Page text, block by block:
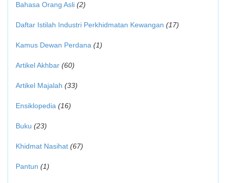
Bahasa Orang Asli (2)
Daftar Istilah Industri Perkhidmatan Kewangan (17)
Kamus Dewan Perdana (1)
Artikel Akhbar (60)
Artikel Majalah (33)
Ensiklopedia (16)
Buku (23)
Khidmat Nasihat (67)
Pantun (1)